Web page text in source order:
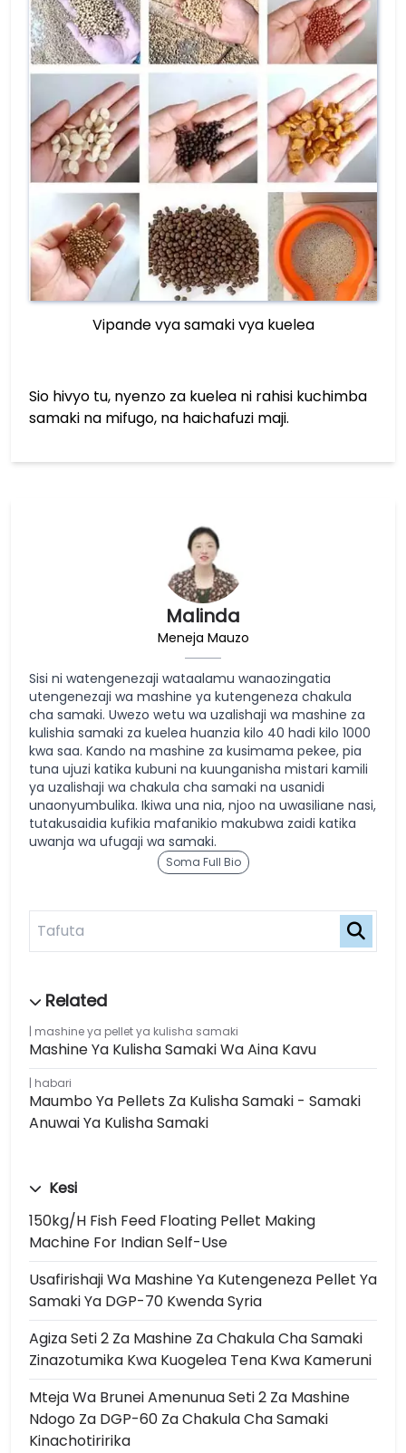
Malinda
Meneja Mauzo
Sisi ni watengenezaji wataalamu wanaozingatia
utengenezaji wa mashine ya kutengeneza chakula
cha samaki. Uwezo wetu wa uzalishaji wa mashine za
kulishia samaki za kuelea huanzia kilo 40 hadi kilo 1000
kwa saa. Kando na mashine za kusimama pekee, pia
tuna ujuzi katika kubuni na kuunganisha mistari kamili
ya uzalishaji wa chakula cha samaki na usanidi
unaonyumbulika. Ikiwa una nia, njoo na uwasiliane nasi,
tutakusaidia kufikia mafanikio makubwa zaidi katika
uwanja wa ufugaji wa samaki.
Soma Full Bio
mashine ya pellet ya kulisha samaki
Mashine Ya Kulisha Samaki Wa Aina Kavu
habari
Maumbo Ya Pellets Za Kulisha Samaki - Samaki
Anuwai Ya Kulisha Samaki
Kesi
150kg/h Fish Feed Floating Pellet Making
Machine For Indian Self-Use
Usafirishaji Wa Mashine Ya Kutengeneza Pellet Ya
Samaki Ya DGP-70 Kwenda Syria
Agiza Seti 2 Za Mashine Za Chakula Cha Samaki
Zinazotumika Kwa Kuogelea Tena Kwa Kameruni
Mteja Wa Brunei Amenunua Seti 2 Za Mashine
Ndogo Za DGP-60 Za Chakula Cha Samaki
Kinachotiririka
Vipande vya samaki vya kuelea
Sio hivyo tu, nyenzo za kuelea ni rahisi kuchimba
samaki na mifugo, na haichafuzi maji.